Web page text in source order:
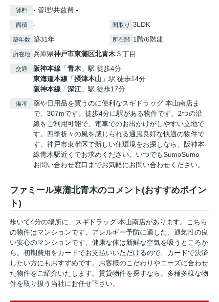
賃料 - 管理/共益費 -
面積 - 間取り 3LDK
築年数 築31年 所在階 1階/6階建
所在地 兵庫県神戸市東灘区北青木３丁目
交通 阪神本線 「青木 」駅 徒歩4分
東海道本線 「摂津本山 」駅 徒歩14分
阪神本線 「深江 」駅 徒歩17分
備考
薬や日用品を買うのに便利なスギドラッグ 本山南店ま
で、307mです。徒歩4分に駅がある物件です。2つの沿
線をご利用可能で、電車でのお出かけがしやすい立地で
す。四季折々の風を感じられる通風良好な快適の物件で
す。神戸市東灘区で新しい住環境をお探しなら、阪神本
線青木駅近くでお求めください。いつでもSumoSumo
お問い合わせ窓口までお気軽にお問い合わせください。
ファミール東灘北青木のコメント(おすすめポイン
ト)
歩いて4分の場所に、スギドラッグ 本山南店があります。こちら
の物件はマンションです。アレルギー予防に適した、通気性の良
い安心のマンションです。健康な体は新鮮な空気を吸うところか
ら。初期費用をカードでお支払いいただけるので、カードで決済
したい方にもおすすめです。お客様のこだわりやニーズに合わせ
た物件をご紹介いたします。賃貸物件を探すなら、多種多様な物
件を取り扱う当社にお任せ下さい。